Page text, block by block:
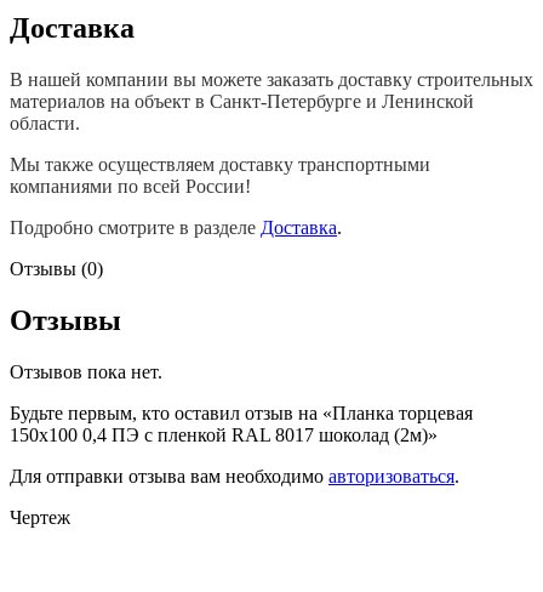
Доставка
В нашей компании вы можете заказать доставку строительных
материалов на объект в Санкт-Петербурге и Ленинской
области.
Мы также осуществляем доставку транспортными
компаниями по всей России!
Подробно смотрите в разделе Доставка.
Отзывы (0)
Отзывы
Отзывов пока нет.
Будьте первым, кто оставил отзыв на «Планка торцевая
150х100 0,4 ПЭ с пленкой RAL 8017 шоколад (2м)»
Для отправки отзыва вам необходимо авторизоваться.
Чертеж